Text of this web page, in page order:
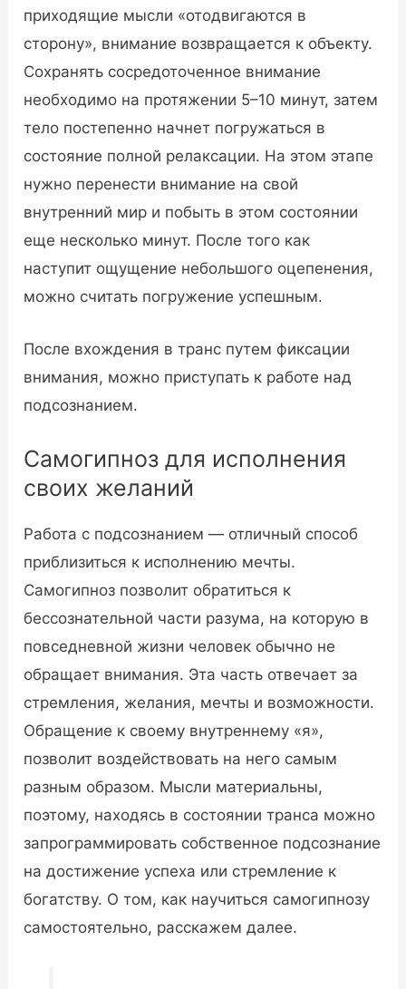
приходящие мысли «отодвигаются в
сторону», внимание возвращается к объекту.
Сохранять сосредоточенное внимание
необходимо на протяжении 5–10 минут, затем
тело постепенно начнет погружаться в
состояние полной релаксации. На этом этапе
нужно перенести внимание на свой
внутренний мир и побыть в этом состоянии
еще несколько минут. После того как
наступит ощущение небольшого оцепенения,
можно считать погружение успешным.
После вхождения в транс путем фиксации
внимания, можно приступать к работе над
подсознанием.
Самогипноз для исполнения
своих желаний
Работа с подсознанием — отличный способ
приблизиться к исполнению мечты.
Самогипноз позволит обратиться к
бессознательной части разума, на которую в
повседневной жизни человек обычно не
обращает внимания. Эта часть отвечает за
стремления, желания, мечты и возможности.
Обращение к своему внутреннему «я»,
позволит воздействовать на него самым
разным образом. Мысли материальны,
поэтому, находясь в состоянии транса можно
запрограммировать собственное подсознание
на достижение успеха или стремление к
богатству. О том, как научиться самогипнозу
самостоятельно, расскажем далее.